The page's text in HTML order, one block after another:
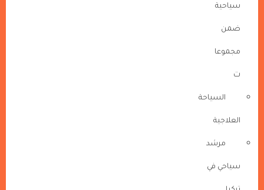
سياحية
ضمن
مجموعا
ت
السياحة
العلاجية
مرشد
سياحي في